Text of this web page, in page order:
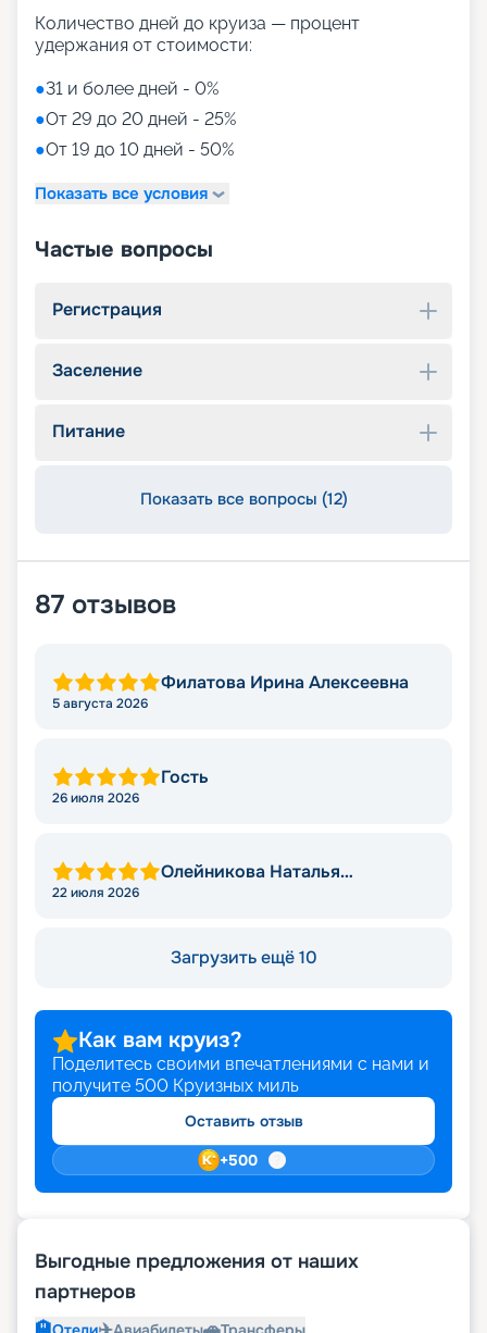
Количество дней до круиза — процент
удержания от стоимости:
●31 и более дней - 0%
●От 29 до 20 дней - 25%
●От 19 до 10 дней - 50%
Показать все условия
Частые вопросы
Регистрация
Заселение
Питание
Показать все вопросы (12)
87 отзывов
Филатова Ирина Алексеевна
5 августа 2026
Гость
26 июля 2026
Олейникова Наталья
22 июля 2026
Загрузить ещё 10
Как вам круиз?
Поделитесь своими впечатлениями с нами и
получите 500 Круизных миль
Оставить отзыв
+500
Выгодные предложения от наших
партнеров